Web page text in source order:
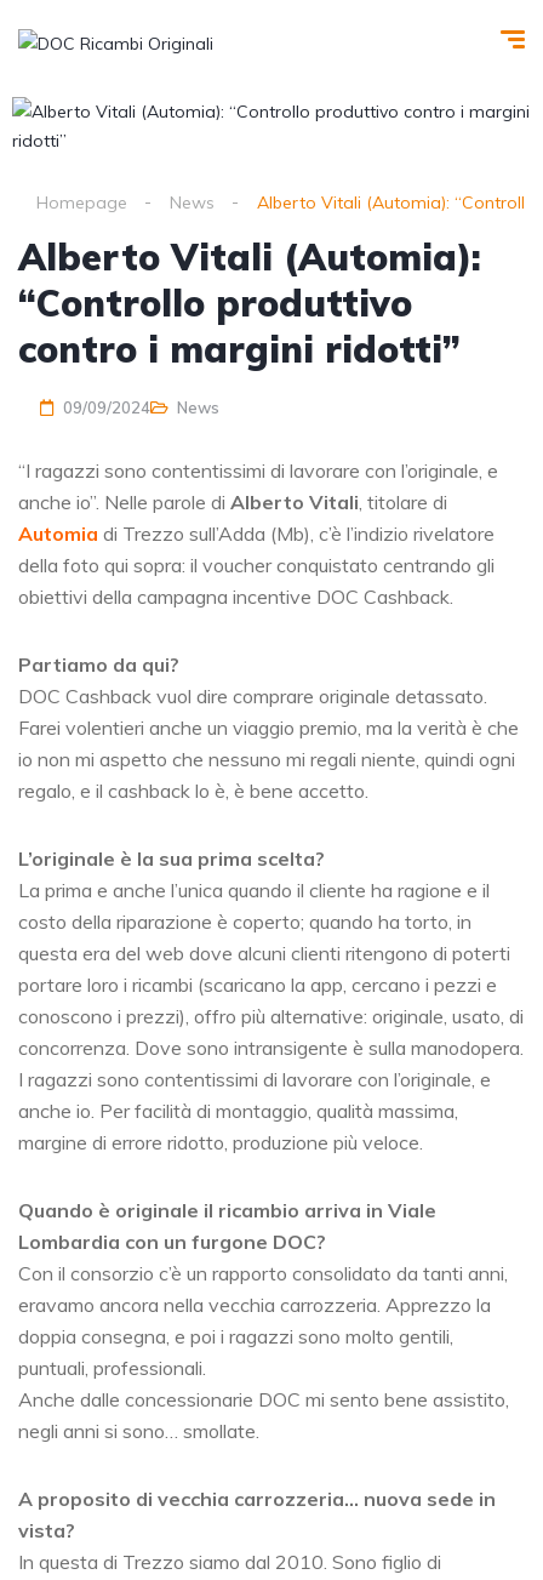
Homepage News Alberto Vitali (Automia):
Alberto Vitali (Automia):
“Controllo produttivo
contro i margini ridotti”
09/09/2024 News
“I ragazzi sono contentissimi di lavorare con l’originale, e
anche io”. Nelle parole di Alberto Vitali, titolare di
Automia di Trezzo sull’Adda (Mb), c’è l’indizio rivelatore
della foto qui sopra: il voucher conquistato centrando gli
obiettivi della campagna incentive DOC Cashback.
Partiamo da qui?
DOC Cashback vuol dire comprare originale detassato.
Farei volentieri anche un viaggio premio, ma la verità è che
io non mi aspetto che nessuno mi regali niente, quindi ogni
regalo, e il cashback lo è, è bene accetto.
L’originale è la sua prima scelta?
La prima e anche l’unica quando il cliente ha ragione e il
costo della riparazione è coperto; quando ha torto, in
questa era del web dove alcuni clienti ritengono di poterti
portare loro i ricambi (scaricano la app, cercano i pezzi e
conoscono i prezzi), offro più alternative: originale, usato, di
concorrenza. Dove sono intransigente è sulla manodopera.
I ragazzi sono contentissimi di lavorare con l’originale, e
anche io. Per facilità di montaggio, qualità massima,
margine di errore ridotto, produzione più veloce.
Quando è originale il ricambio arriva in Viale
Lombardia con un furgone DOC?
Con il consorzio c’è un rapporto consolidato da tanti anni,
eravamo ancora nella vecchia carrozzeria. Apprezzo la
doppia consegna, e poi i ragazzi sono molto gentili,
puntuali, professionali.
Anche dalle concessionarie DOC mi sento bene assistito,
negli anni si sono… smollate.
A proposito di vecchia carrozzeria… nuova sede in
vista?
In questa di Trezzo siamo dal 2010. Sono figlio di